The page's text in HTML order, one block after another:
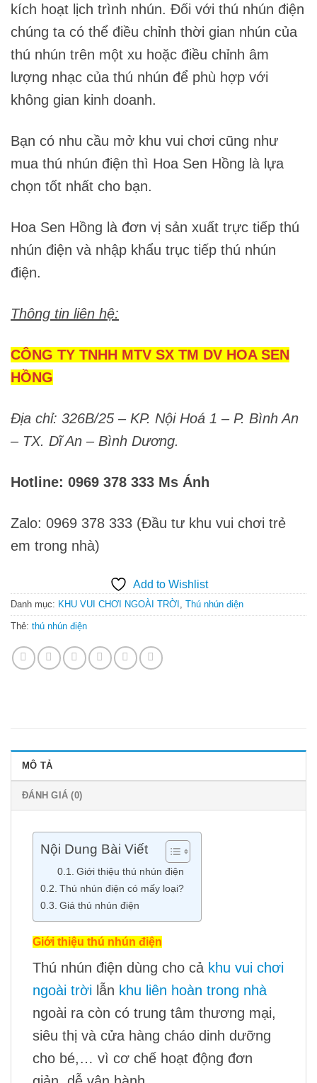
kích hoạt lịch trình nhún. Đối với thú nhún điện
chúng ta có thể điều chỉnh thời gian nhún của
thú nhún trên một xu hoặc điều chỉnh âm
lượng nhạc của thú nhún để phù hợp với
không gian kinh doanh.
Bạn có nhu cầu mở khu vui chơi cũng như
mua thú nhún điện thì Hoa Sen Hồng là lựa
chọn tốt nhất cho bạn.
Hoa Sen Hồng là đơn vị sản xuất trực tiếp thú
nhún điện và nhập khẩu trục tiếp thú nhún
điện.
Thông tin liên hệ:
CÔNG TY TNHH MTV SX TM DV HOA SEN
HỒNG
Địa chỉ: 326B/25 – KP. Nội Hoá 1 – P. Bình An
– TX. Dĩ An – Bình Dương.
Hotline: 0969 378 333 Ms Ánh
Zalo: 0969 378 333 (Đầu tư khu vui chơi trẻ
em trong nhà)
Add to Wishlist
Danh mục: KHU VUI CHƠI NGOÀI TRỜI , Thú nhún điện
Thẻ: thú nhún điện
MÔ TẢ
ĐÁNH GIÁ (0)
Nội Dung Bài Viết
Giới thiệu thú nhún điện
Thú nhún điện có mấy loại?
Giá thú nhún điện
Giới thiệu thú nhún điện
Thú nhún điện dùng cho cả khu vui chơi
ngoài trời lẫn khu liên hoàn trong nhà
ngoài ra còn có trung tâm thương mại,
siêu thị và cửa hàng cháo dinh dưỡng
cho bé,… vì cơ chế hoạt động đơn